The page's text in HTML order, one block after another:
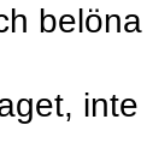
belöna
inte